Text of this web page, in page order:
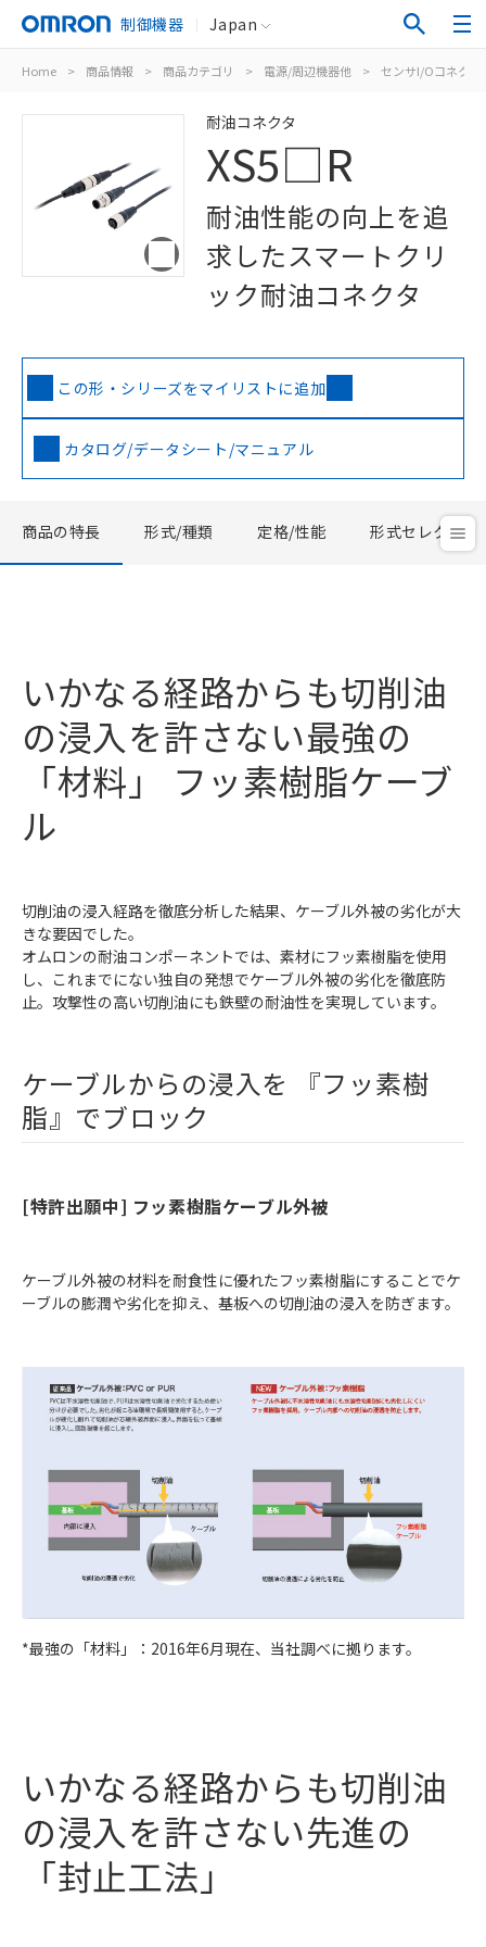
制御機器 Japan
Home > 商品情報 > 商品カテゴリ > 電源/周辺機器他 > センサI/Oコネク
耐油コネクタ
XS5□R
耐油性能の向上を追
求したスマートクリ
ック耐油コネクタ
この形・シリーズをマイリストに追加
カタログ/データシート/マニュアル
商品の特長 形式/種類 定格/性能 形式セレクタ
いかなる経路からも切削油
の浸入を許さない最強の
「材料」 フッ素樹脂ケーブ
ル
切削油の浸入経路を徹底分析した結果、ケーブル外被の劣化が大
きな要因でした。
オムロンの耐油コンポーネントでは、素材にフッ素樹脂を使用
し、これまでにない独自の発想でケーブル外被の劣化を徹底防
止。攻撃性の高い切削油にも鉄壁の耐油性を実現しています。
ケーブルからの浸入を 『フッ素樹
脂』でブロック
[特許出願中] フッ素樹脂ケーブル外被
ケーブル外被の材料を耐食性に優れたフッ素樹脂にすることでケ
ーブルの膨潤や劣化を抑え、基板への切削油の浸入を防ぎます。
*最強の「材料」：2016年6月現在、当社調べに拠ります。
いかなる経路からも切削油
の浸入を許さない先進の
「封止工法」